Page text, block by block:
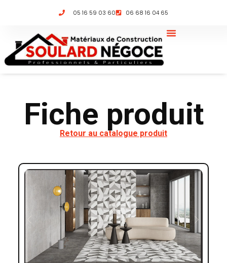
05 16 59 03 60 06 68 16 04 65
Fiche produit
Retour au catalogue produit